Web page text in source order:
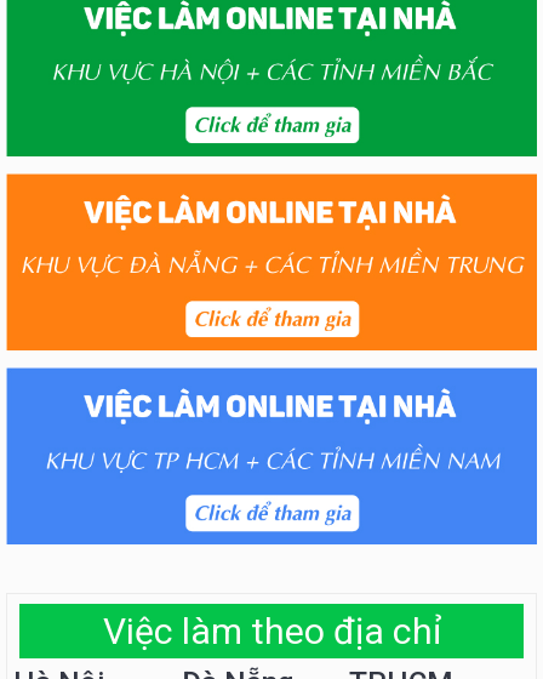
Việc làm theo địa chỉ